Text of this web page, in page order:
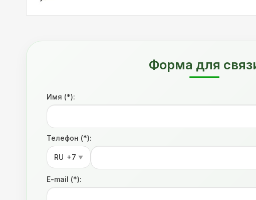
Форма для
Имя (*):
Телефон (*):
RU +7 ▼
E-mail (*):